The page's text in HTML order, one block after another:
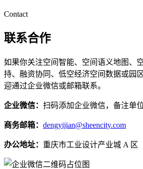
Contact
联系合作
如果你关注空间智能、空间语义地图、
持、融资协同、低空经济空间数据或园
迎通过企业微信或邮箱联系。
企业微信： 扫码添加企业微信，备注单
商务邮箱： dengyijian@sheencity.com
办公地址： 重庆市工业设计产业城 A 区